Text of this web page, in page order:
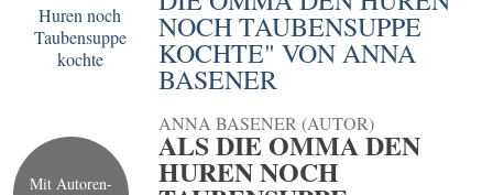
Mit Autoren-
NOCH TAUBENSUPPE
KOCHTE" VON ANNA
BASENER
ANNA BASENER (AUTOR)
ALS DIE OMMA DEN
HUREN NOCH